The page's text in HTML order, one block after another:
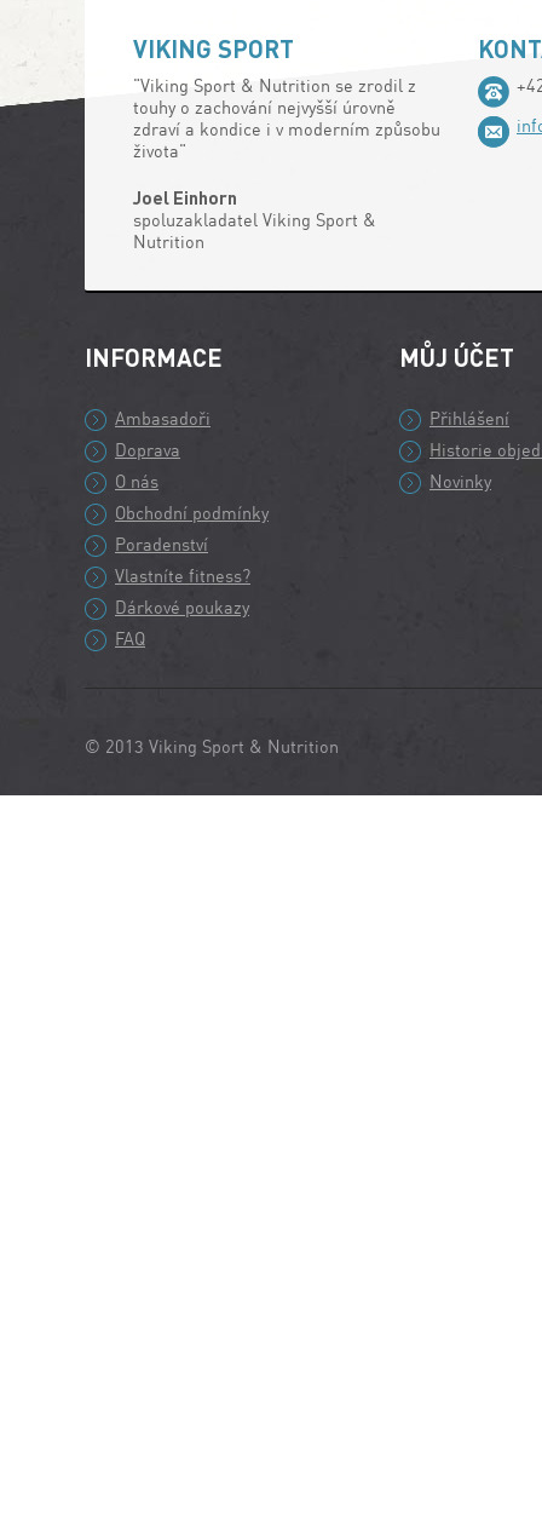
VIKING SPORT
"Viking Sport & Nutrition se zrodil z
touhy o zachování nejvyšší úrovně
zdraví a kondice i v moderním způsobu
života"
Joel Einhorn
spoluzakladatel Viking Sport &
Nutrition
INFORMACE
Ambasadoři
Doprava
O nás
Obchodní podmínky
Poradenství
Vlastníte fitness?
Dárkové poukazy
FAQ
MŮJ ÚČET
Přihlášení
Historie
Novinky
© 2013 Viking Sport & Nutrition